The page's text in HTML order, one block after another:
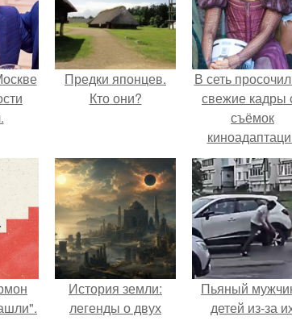
Предки японцев.
Кто они?
В сеть
свежие кадры
съёмок
"Рапунцель", и
внимание
моментально
оказалось
приковано к
крофт.
История земли:
легенды о двух
Пьяный
детей из-за